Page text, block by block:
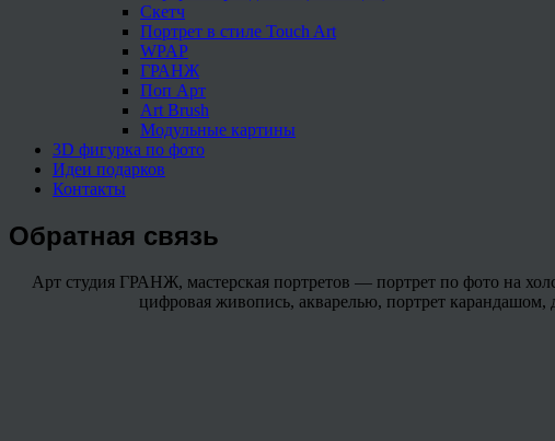
Скетч
Портрет в стиле Touch Art
WPAP
ГРАНЖ
Поп Арт
Art Brush
Модульные картины
3D фигурка по фото
Идеи подарков
Контакты
Обратная связь
Арт студия ГРАНЖ, мастерская портретов — портрет по фото на
цифровая живопись, акварелью, портрет карандашом,